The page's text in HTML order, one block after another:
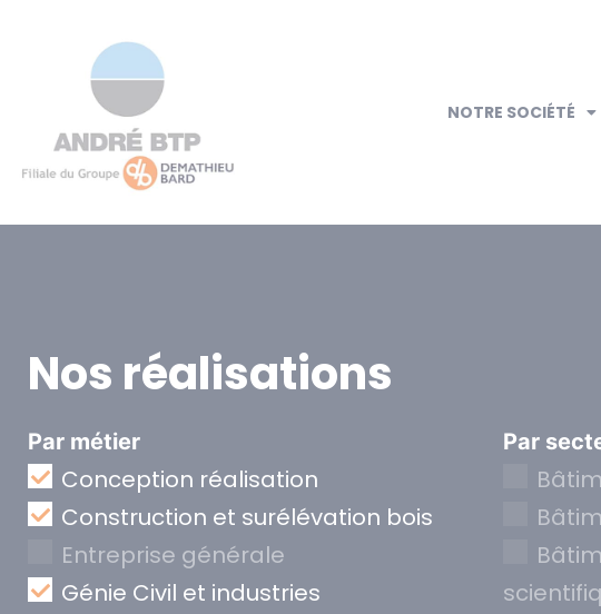
NOTRE SOCIÉTÉ
Nos réalisations
Par métier
Conception réalisation
Construction et surélévation bois
Entreprise générale
Génie Civil et industries
Par